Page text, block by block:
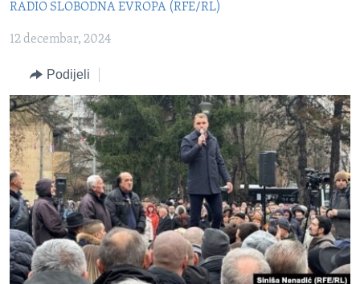
Idi
na
SJEDINJENE AMERIČKE DRŽAVE
BOSNA I HERCEGOVINA
SVIJET
NAUKA I TEHNOLOGIJA
SPECIJALNI PROJEKTI
KORUPCIJA
SLOBODA MEDIJA
ŽENSKA STRANA
IZBJEGLIČKA STRANA
MAGAZIN
O GLASU AMERIKE
Learning English
RADIO SLOBODNA EVROPA (RFE/RL)
12 decembar, 2024
Podijeli